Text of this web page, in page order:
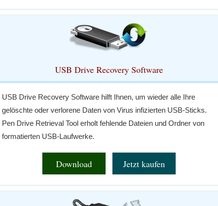
USB Drive Recovery Software
USB Drive Recovery Software hilft Ihnen, um wieder alle Ihre
gelöschte oder verlorene Daten von Virus infizierten USB-Sticks.
Pen Drive Retrieval Tool erholt fehlende Dateien und Ordner von
formatierten USB-Laufwerke.
Download Jetzt kaufen